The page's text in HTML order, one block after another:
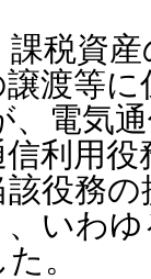
税資
渡等
電気
利用
役務
いわ
。